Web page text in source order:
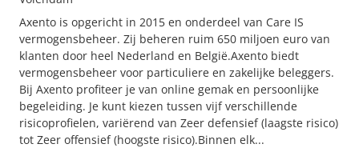
Axento is opgericht in 2015 en onderdeel van Care IS
vermogensbeheer. Zij beheren ruim 650 miljoen euro van
klanten door heel Nederland en België.Axento biedt
vermogensbeheer voor particuliere en zakelijke beleggers.
Bij Axento profiteer je van online gemak en persoonlijke
begeleiding. Je kunt kiezen tussen vijf verschillende
risicoprofielen, variërend van Zeer defensief (laagste risico)
tot Zeer offensief (hoogste risico).Binnen elk...